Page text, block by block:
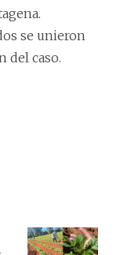
se unieron
del caso.